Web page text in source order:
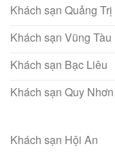
Khách sạn Quảng Trị
Khách sạn Vũng Tàu
Khách sạn Bạc Liêu
Khách sạn Quy Nhơn
Khách sạn Hội An